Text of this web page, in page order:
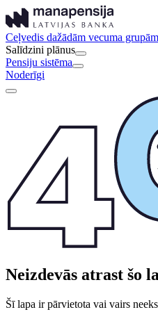
Ceļvedis dažādām vecuma grupām
Salīdzini plānus
Pensiju sistēma
Noderīgi
Neizdevās atrast šo
Šī lapa ir pārvietota vai vairs